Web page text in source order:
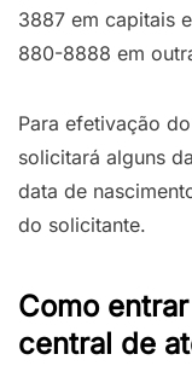
3887 em capitais
880-8888 em
Para efetivação
solicitará alguns
data de
do solicitante.
Como
central de